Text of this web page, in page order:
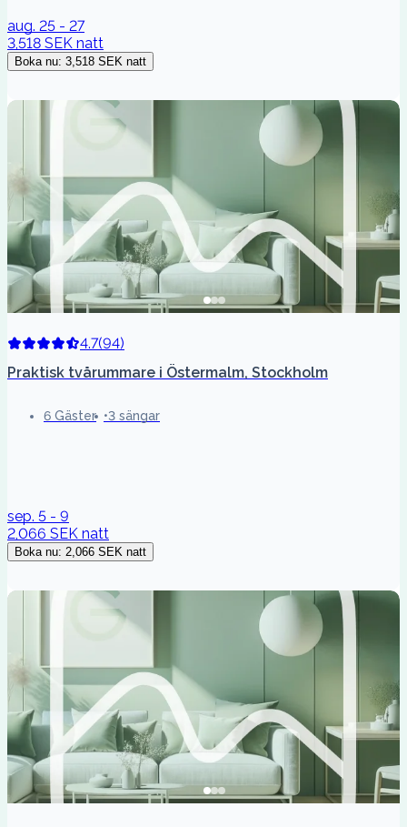
aug. 25 - 27
3,518 SEK natt
Boka nu: 3,518 SEK natt
4.7(94)
Praktisk tvårummare i Östermalm, Stockholm
6 Gäster 3 sängar
sep. 5 - 9
2,066 SEK natt
Boka nu: 2,066 SEK natt